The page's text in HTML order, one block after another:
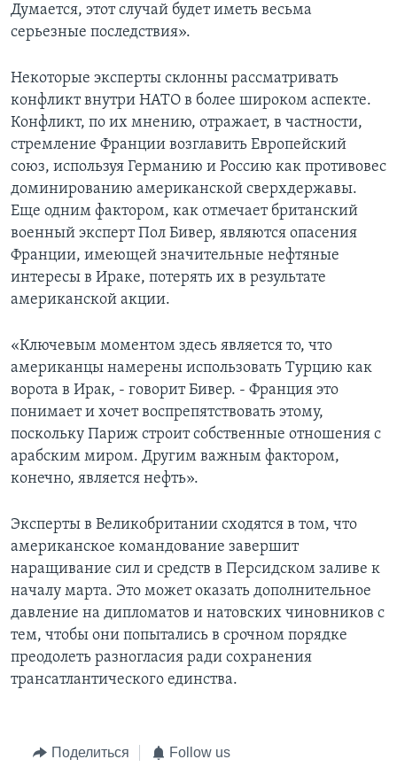
Думается, этот случай будет иметь весьма
серьезные последствия».
Некоторые эксперты склонны рассматривать
конфликт внутри НАТО в более широком аспекте.
Конфликт, по их мнению, отражает, в частности,
стремление Франции возглавить Европейский
союз, используя Германию и Россию как противовес
доминированию американской сверхдержавы.
Еще одним фактором, как отмечает британский
военный эксперт Пол Бивер, являются опасения
Франции, имеющей значительные нефтяные
интересы в Ираке, потерять их в результате
американской акции.
«Ключевым моментом здесь является то, что
американцы намерены использовать Турцию как
ворота в Ирак, - говорит Бивер. - Франция это
понимает и хочет воспрепятствовать этому,
поскольку Париж строит собственные отношения с
арабским миром. Другим важным фактором,
конечно, является нефть».
Эксперты в Великобритании сходятся в том, что
американское командование завершит
наращивание сил и средств в Персидском заливе к
началу марта. Это может оказать дополнительное
давление на дипломатов и натовских чиновников с
тем, чтобы они попытались в срочном порядке
преодолеть разногласия ради сохранения
трансатлантического единства.
Поделиться Follow us